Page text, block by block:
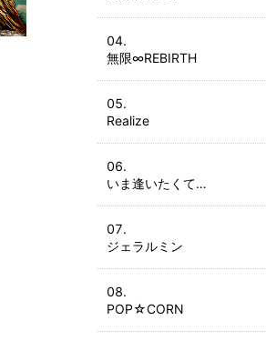
無限∞REBIRTH
Realize
いま逢いたくて…
ジェラルミン
POP☆CORN